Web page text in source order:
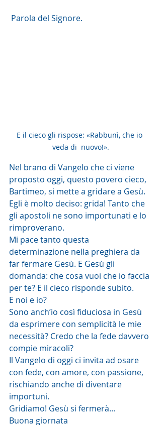
Parola del Signore.
E il cieco gli rispose: «Rabbunì, che io
veda di  nuovo!».
Nel brano di Vangelo che ci viene
proposto oggi, questo povero cieco,
Bartimeo, si mette a gridare a Gesù.
Egli è molto deciso: grida! Tanto che
gli apostoli ne sono importunati e lo
rimproverano.
Mi pace tanto questa
determinazione nella preghiera da
far fermare Gesù. E Gesù gli
domanda: che cosa vuoi che io faccia
per te? E il cieco risponde subito.
E noi e io?
Sono anch’io così fiduciosa in Gesù
da esprimere con semplicità le mie
necessità? Credo che la fede davvero
compie miracoli?
Il Vangelo di oggi ci invita ad osare
con fede, con amore, con passione,
rischiando anche di diventare
importuni.
Gridiamo! Gesù si fermerà...
Buona giornata